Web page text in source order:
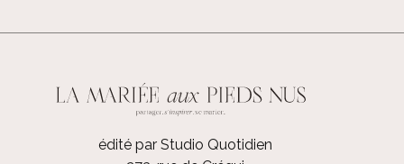
édité par Studio Quotidien